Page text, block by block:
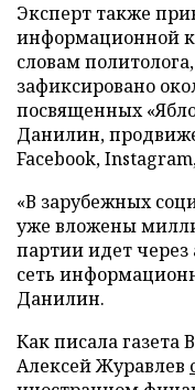
Эксперт также
информационной
словам
зафиксировано
посвященных
Данилин,
Facebook,
«В зарубежных
уже вложены
партии идет
сеть
Данилин.
Как писала газета
Алексей Журавлев